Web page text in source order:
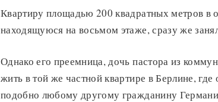
Квартиру площадью 200 квадратных метров в
находящуюся на восьмом этаже, сразу же
Однако его преемница, дочь пастора из
жить в той же частной квартире в Берлине,
подобно любому другому гражданину